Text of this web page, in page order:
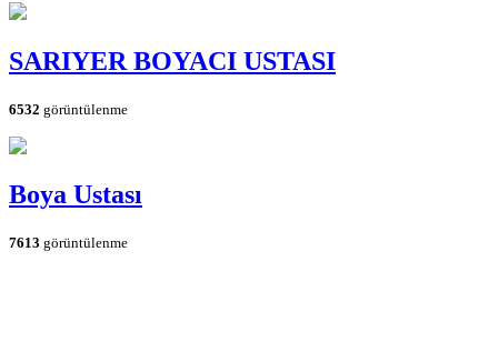
SARIYER BOYACI USTASI
6532 görüntülenme
Boya Ustası
7613 görüntülenme